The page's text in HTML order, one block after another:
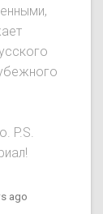
P.S.
ago